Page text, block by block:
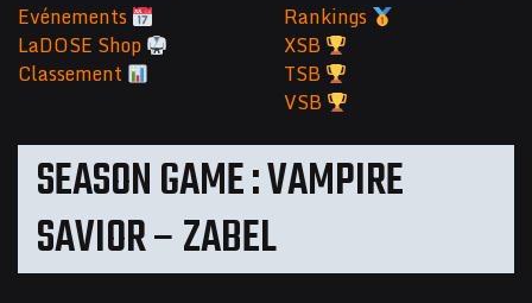
SEASON GAME : VAMPIRE
SAVIOR – ZABEL
Evénements
LaDOSE Shop
Classement
Rankings
XSB
TSB
VSB